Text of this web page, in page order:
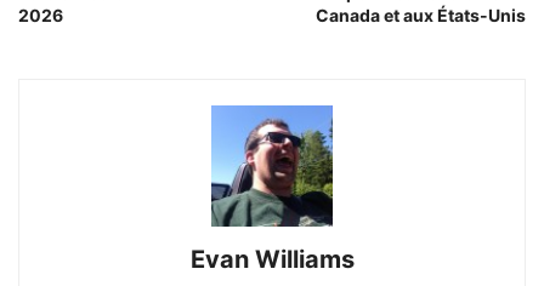
2026
Canada et aux États-Unis
Evan Williams